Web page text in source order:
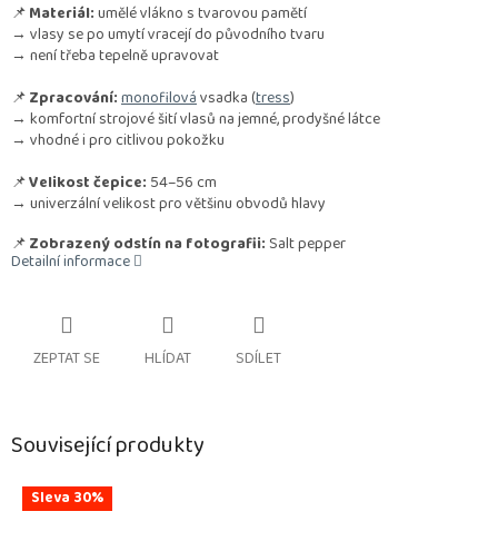
📌Materiál:umělé vlákno s tvarovou pamětí
→ vlasy se po umytí vracejí do původního tvaru
→ není třeba tepelně upravovat
📌Zpracování:monofilovávsadka (tress)
→ komfortní strojové šití vlasů na jemné, prodyšné látce
→ vhodné i pro citlivou pokožku
📌Velikost čepice: 54–56 cm
→ univerzální velikost pro většinu obvodů hlavy
📌Zobrazený odstín na fotografii: Salt pepper
Detailní informace
ZEPTAT SE HLÍDAT SDÍLET
Související produkty
Sleva 30%